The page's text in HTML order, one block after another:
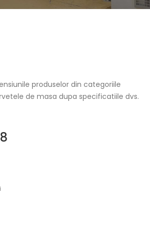
produselor din categoriile
de masa dupa specificatiile dvs.